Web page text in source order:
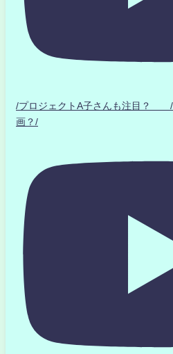
/プロジェクトA子さんも注目？ /
画？/